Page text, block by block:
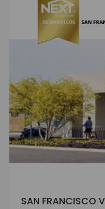
SAN FRANCISCO